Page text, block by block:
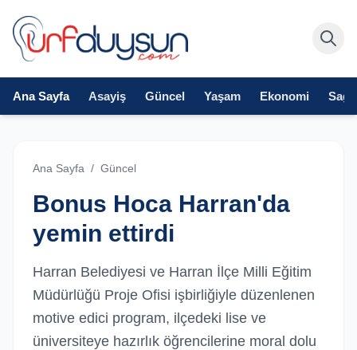
Ana Sayfa Asayiş Güncel Yaşam Ekonomi
Ana Sayfa / Güncel
Bonus Hoca Harran'da
yemin ettirdi
Harran Belediyesi ve Harran İlçe Milli Eğitim
Müdürlüğü Proje Ofisi işbirliğiyle düzenlenen
motive edici program, ilçedeki lise ve
üniversiteye hazırlık öğrencilerine moral dolu